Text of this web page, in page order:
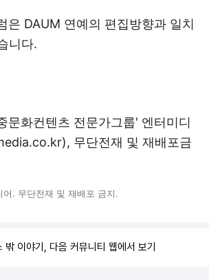
은 DAUM 연예의 편집방향과 일치
니다.
화컨텐츠 전문가그룹' 엔터미디
무단전재 및 재배포금
. 무단전재 및 재배포 금지.
밖 이야기, 다음 커뮤니티 웹에서 보기